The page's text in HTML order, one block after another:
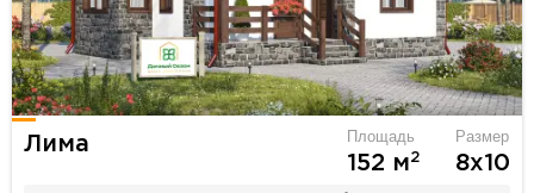
Лима Площадь
152 м2
Размер
8х10